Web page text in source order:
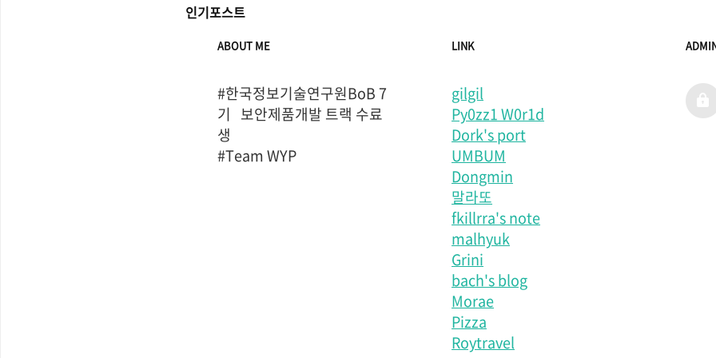
인기포스트
ABOUT ME
#한국정보기술연구원BoB 7
기   보안제품개발 트랙 수료
생
#Team WYP
LINK
gilgil
Py0zz1 W0r1d
Dork's port
UMBUM
Dongmin
말라또
fkillrra's note
malhyuk
Grini
bach's blog
Morae
Pizza
Roytravel